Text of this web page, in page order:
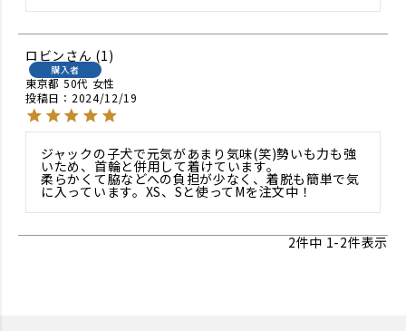
ロビン 1
購入者
東京都 50代 女性
投稿日
2024/12/19
ジャックの子犬で元気があまり気味(笑)勢いも力も強
いため、首輪と併用して着けています。
柔らかくて脇などへの負担が少なく、着脱も簡単で気
に入っています。XS、Sと使ってMを注文中！
2件中 1-2件表示